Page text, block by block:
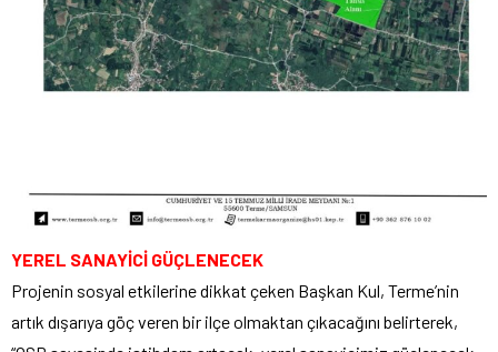
YEREL SANAYİCİ GÜÇLENECEK
Projenin sosyal etkilerine dikkat çeken Başkan Kul, Terme’nin
artık dışarıya göç veren bir ilçe olmaktan çıkacağını belirterek,